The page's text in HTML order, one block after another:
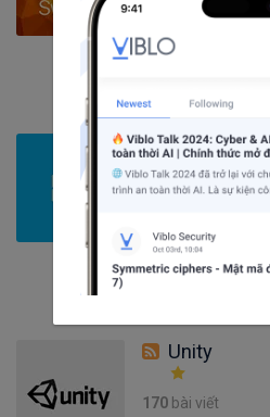
câu hỏi
1186
Windows
12bài viết
2038người theo dõi
Theo dõi
Unity
170 bài viết